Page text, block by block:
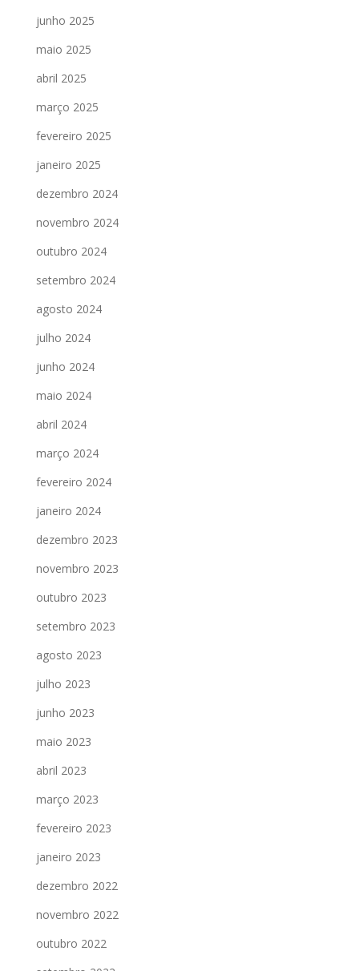
junho 2025
maio 2025
abril 2025
março 2025
fevereiro 2025
janeiro 2025
dezembro 2024
novembro 2024
outubro 2024
setembro 2024
agosto 2024
julho 2024
junho 2024
maio 2024
abril 2024
março 2024
fevereiro 2024
janeiro 2024
dezembro 2023
novembro 2023
outubro 2023
setembro 2023
agosto 2023
julho 2023
junho 2023
maio 2023
abril 2023
março 2023
fevereiro 2023
janeiro 2023
dezembro 2022
novembro 2022
outubro 2022